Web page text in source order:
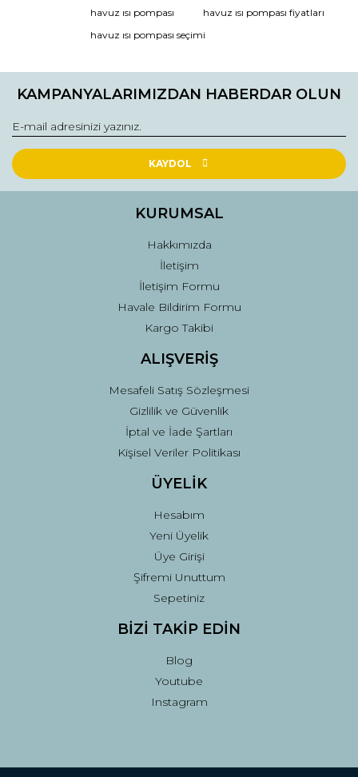
havuz ısı pompası
havuz ısı pompası fiyatları
havuz ısı pompası seçimi
KAMPANYALARIMIZDAN HABERDAR OLUN
KAYDOL
KURUMSAL
Hakkımızda
İletişim
İletişim Formu
Havale Bildirim Formu
Kargo Takibi
ALIŞVERİŞ
Mesafeli Satış Sözleşmesi
Gizlilik ve Güvenlik
İptal ve İade Şartları
Kişisel Veriler Politikası
ÜYELİK
Hesabım
Yeni Üyelik
Üye Girişi
Şifremi Unuttum
Sepetiniz
BİZİ TAKİP EDİN
Blog
Youtube
Instagram